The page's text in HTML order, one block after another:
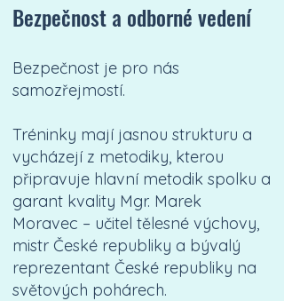
Bezpečnost a odborné vedení
Bezpečnost je pro nás
samozřejmostí.
Tréninky mají jasnou strukturu a
vycházejí z metodiky, kterou
připravuje hlavní metodik spolku a
garant kvality Mgr. Marek
Moravec – učitel tělesné výchovy,
mistr České republiky a bývalý
reprezentant České republiky na
světových pohárech.